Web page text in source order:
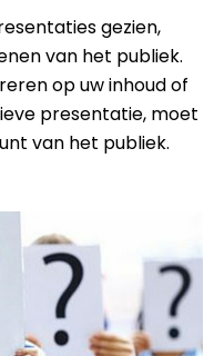
gezien,
van het publiek.
op uw inhoud of
presentatie, moet
van het publiek.